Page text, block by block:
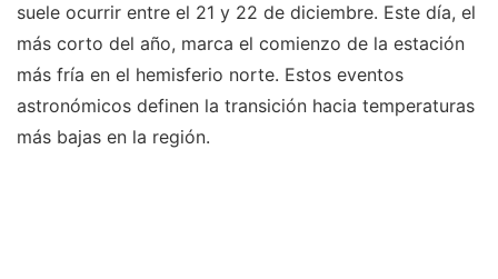
suele ocurrir entre el 21 y 22 de diciembre. Este día, el
más corto del año, marca el comienzo de la estación
más fría en el hemisferio norte. Estos eventos
astronómicos definen la transición hacia temperaturas
más bajas en la región.